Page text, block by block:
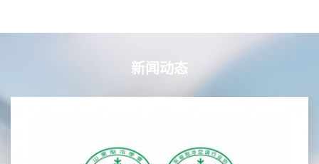
新闻动态